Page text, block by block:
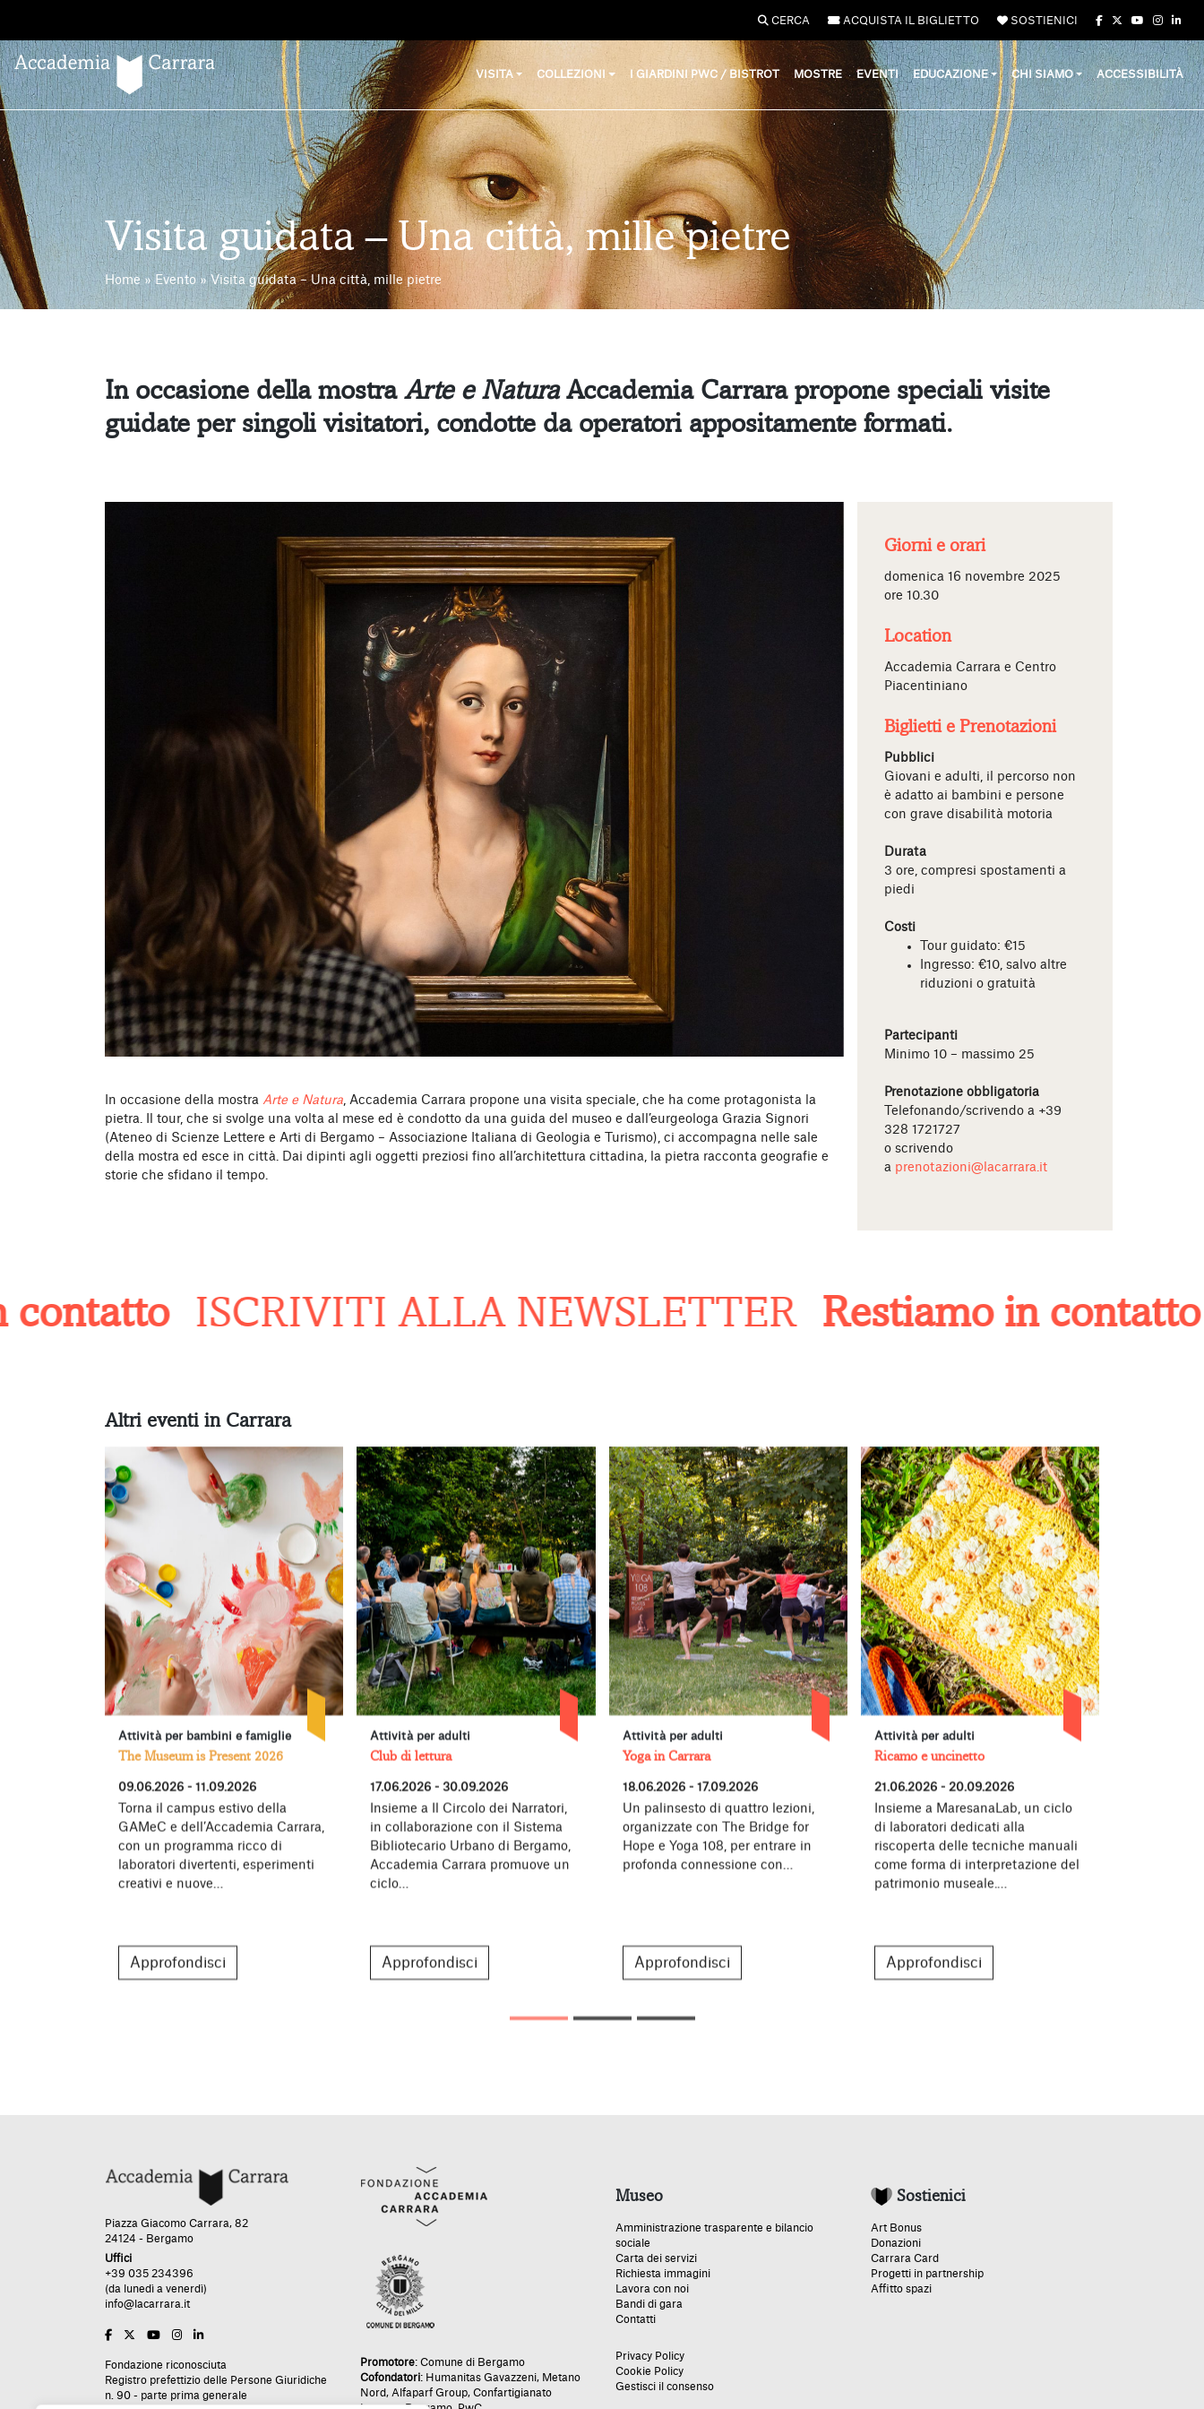
contenuto
CERCA ACQUISTA IL BIGLIETTO SOSTIENICI
VISITA COLLEZIONI I GIARDINI PWC / BISTROT MOSTRE EVENTI EDUCAZIONE CHI SIAMO ACCESSIBILITÀ
Visita guidata – Una città, mille pietre
Home »Evento» Visita guidata – Una città, mille pietre
In occasione della mostraArte e Natura Accademia Carrara propone speciali visite
guidate per singoli visitatori, condotte da operatori appositamente formati.
In occasione della mostra Arte e Natura , Accademia Carrara propone una visita speciale, che ha come protagonista la
pietra. Il tour, che si svolge una volta al mese ed è condotto da una guida del museo e dall’eurgeologa Grazia Signori
(Ateneo di Scienze Lettere e Arti di Bergamo – Associazione Italiana di Geologia e Turismo), ci accompagna nelle sale
della mostra ed esce in città. Dai dipinti agli oggetti preziosi fino all’architettura cittadina, la pietra racconta geografie e
storie che sfidano il tempo.
Giorni e orari
domenica 16 novembre 2025
ore 10.30
Location
Accademia Carrara e Centro
Piacentiniano
Biglietti e Prenotazioni
Pubblici
Giovani e adulti, il percorso non
è adatto ai bambini e persone
con grave disabilità motoria
Durata
3 ore, compresi spostamenti a
piedi
Costi
Tour guidato: €15
Ingresso: €10, salvo altre
riduzioni o gratuità
Partecipanti
Minimo 10 – massimo 25
Prenotazione obbligatoria
Telefonando/scrivendo a +39
328 1721727
o scrivendo
a prenotazioni@lacarrara.it
ISCRIVITI ALLA NEWSLETTER Restiamo in contatto
Altri eventi in Carrara
Attività per bambini e famiglie
The Museum is Present 2026
09.06.2026 - 11.09.2026
Torna il campus estivo della
GAMeC e dell’Accademia Carrara,
con un programma ricco di
laboratori divertenti, esperimenti
creativi e nuove…
Approfondisci
Attività per adulti
Club di lettura
17.06.2026 - 30.09.2026
Insieme a Il Circolo dei Narratori,
in collaborazione con il Sistema
Bibliotecario Urbano di Bergamo,
Accademia Carrara promuove un
ciclo…
Approfondisci
Attività per adulti
Yoga in Carrara
18.06.2026 - 17.09.2026
Un palinsesto di quattro lezioni,
organizzate con The Bridge for
Hope e Yoga 108, per entrare in
profonda connessione con…
Approfondisci
Attività per adulti
Ricamo e uncinetto
21.06.2026 - 20.09.2026
Insieme a MaresanaLab, un ciclo
di laboratori dedicati alla
riscoperta delle tecniche manuali
come forma di interpretazione del
patrimonio museale.…
Approfondisci
Piazza Giacomo Carrara, 82
24124 - Bergamo
Uffici
+39 035 234396
(da lunedì a venerdì)
info@lacarrara.it
Fondazione riconosciuta
Registro prefettizio delle Persone Giuridiche
n. 90 - parte prima generale
Promotore: Comune di Bergamo
Cofondatori: Humanitas Gavazzeni, Metano
Nord, Alfaparf Group, Confartigianato
Museo
Amministrazione trasparente e bilancio
sociale
Carta dei servizi
Richiesta immagini
Lavora con noi
Bandi di gara
Contatti
Privacy Policy
Cookie Policy
Gestisci il consenso
Sostienici
Art Bonus
Donazioni
Carrara Card
Progetti in partnership
Affitto spazi